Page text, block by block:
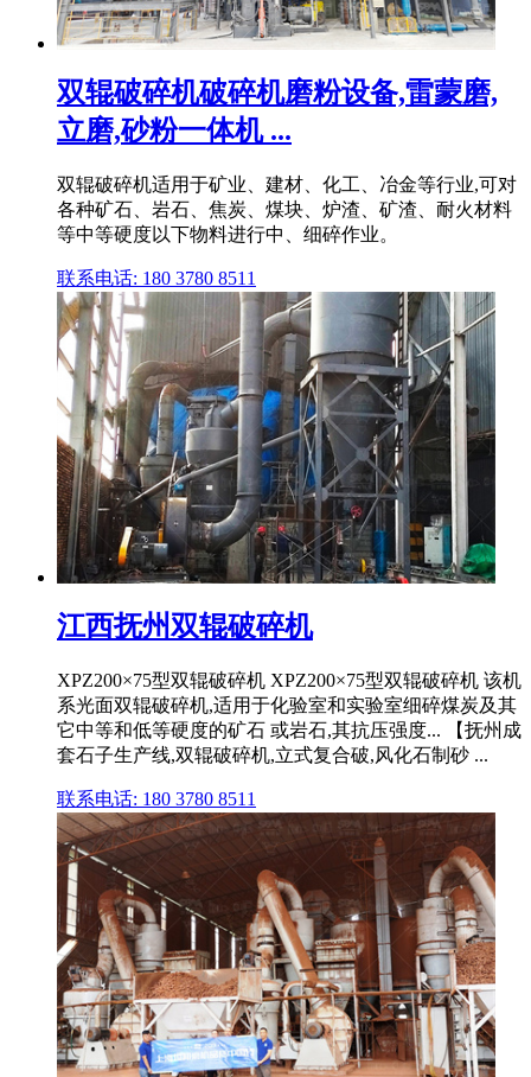
双辊破碎机破碎机磨粉设备,雷蒙磨,
立磨,砂粉一体机 ...
双辊破碎机适用于矿业、建材、化工、冶金等行业,可对
各种矿石、岩石、焦炭、煤块、炉渣、矿渣、耐火材料
等中等硬度以下物料进行中、细碎作业。
联系电话: 180 3780 8511
江西抚州双辊破碎机
XPZ200×75型双辊破碎机 XPZ200×75型双辊破碎机 该机
系光面双辊破碎机,适用于化验室和实验室细碎煤炭及其
它中等和低等硬度的矿石 或岩石,其抗压强度... 【抚州成
套石子生产线,双辊破碎机,立式复合破,风化石制砂 ...
联系电话: 180 3780 8511